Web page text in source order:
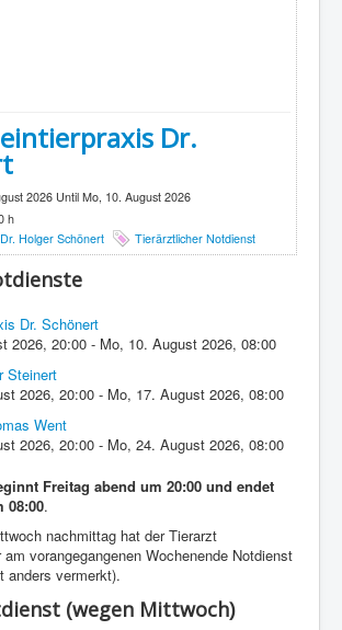
Dr.
2026 Until Mo, 10. August 2026
h
Holger Schönert
Tierärztlicher Notdienst
Dr. Schönert
2026,20:00 - Mo, 10. August 2026,08:00
Steinert
2026,20:00 - Mo, 17. August 2026,08:00
Went
2026,20:00 - Mo, 24. August 2026,08:00
Freitag abend um 20:00 und endet
08:00.
nachmittag hat der Tierarzt
vorangegangenen Wochenende Notdienst
anders vermerkt).
(wegen Mittwoch)